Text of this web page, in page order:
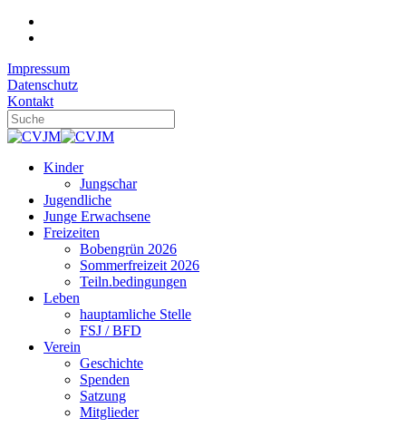
Impressum
Datenschutz
Kontakt
Kinder
Jungschar
Jugendliche
Junge Erwachsene
Freizeiten
Bobengrün 2026
Sommerfreizeit 2026
Teiln.bedingungen
Leben
hauptamliche Stelle
FSJ / BFD
Verein
Geschichte
Spenden
Satzung
Mitglieder